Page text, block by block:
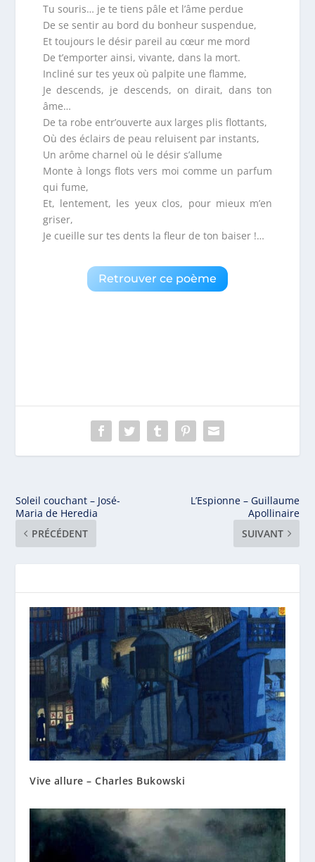
Tu souris… je te tiens pâle et l’âme perdue
De se sentir au bord du bonheur suspendue,
Et toujours le désir pareil au cœur me mord
De t’emporter ainsi, vivante, dans la mort.
Incliné sur tes yeux où palpite une flamme,
Je descends, je descends, on dirait, dans ton
âme…
De ta robe entr’ouverte aux larges plis flottants,
Où des éclairs de peau reluisent par instants,
Un arôme charnel où le désir s’allume
Monte à longs flots vers moi comme un parfum
qui fume,
Et, lentement, les yeux clos, pour mieux m’en
griser,
Je cueille sur tes dents la fleur de ton baiser !…
Retrouver ce poème
Soleil couchant – José-
Maria de Heredia
PRÉCÉDENT
L’Espionne – Guillaume
Apollinaire
SUIVANT
Vive allure – Charles Bukowski